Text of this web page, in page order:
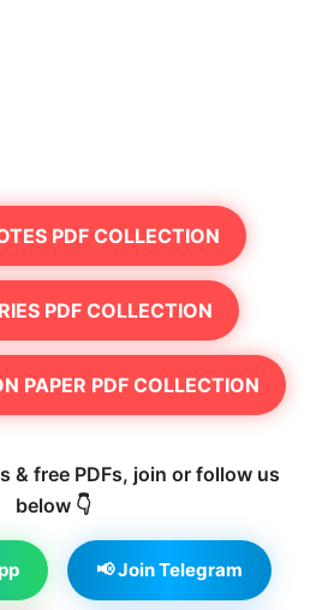
PDF COLLECTION
PDF COLLECTION
PAPER PDF COLLECTION
& free PDFs, join or follow us
below 👇
📢 Join Telegram